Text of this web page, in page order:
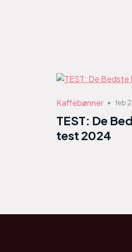
Kaffebønner ● feb
TEST: De
test 2024